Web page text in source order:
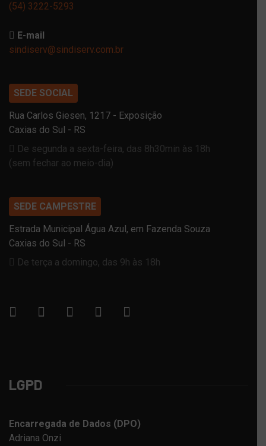
(54) 3222-5293
E-mail
sindiserv@sindiserv.com.br
SEDE SOCIAL
Rua Carlos Giesen, 1217 - Exposição
Caxias do Sul - RS
De segunda a sexta-feira, das 8h30min às 18h
(sem fechar ao meio-dia)
SEDE CAMPESTRE
Estrada Municipal Água Azul, em Fazenda Souza
Caxias do Sul - RS
De terça a domingo, das 9h às 18h
LGPD
Encarregada de Dados (DPO)
Adriana Onzi